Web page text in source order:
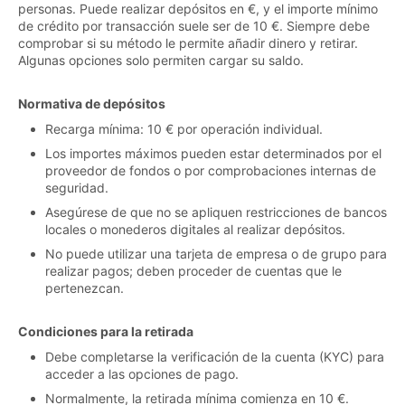
personas. Puede realizar depósitos en €, y el importe mínimo
de crédito por transacción suele ser de 10 €. Siempre debe
comprobar si su método le permite añadir dinero y retirar.
Algunas opciones solo permiten cargar su saldo.
Normativa de depósitos
Recarga mínima: 10 € por operación individual.
Los importes máximos pueden estar determinados por el
proveedor de fondos o por comprobaciones internas de
seguridad.
Asegúrese de que no se apliquen restricciones de bancos
locales o monederos digitales al realizar depósitos.
No puede utilizar una tarjeta de empresa o de grupo para
realizar pagos; deben proceder de cuentas que le
pertenezcan.
Condiciones para la retirada
Debe completarse la verificación de la cuenta (KYC) para
acceder a las opciones de pago.
Normalmente, la retirada mínima comienza en 10 €.